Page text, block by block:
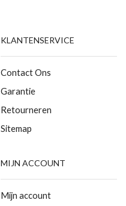
KLANTENSERVICE
Contact Ons
Garantie
Retourneren
Sitemap
MIJN ACCOUNT
Mijn account